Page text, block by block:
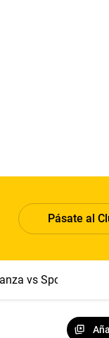
Pásate al
vs Sport Boys